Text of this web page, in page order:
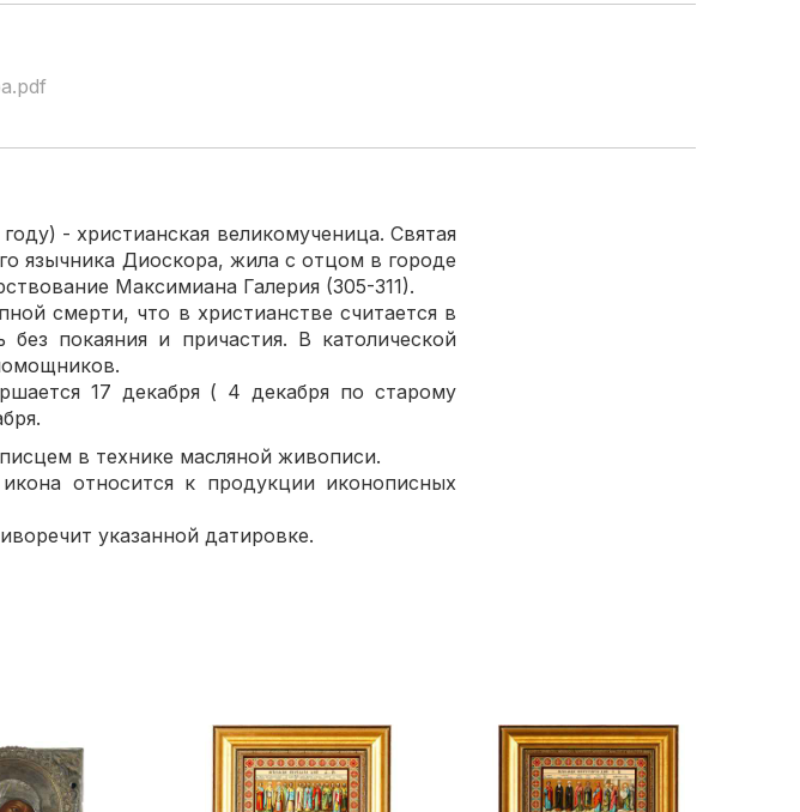
- христианская великомученица. Святая
язычника Диоскора, жила с отцом в городе
Максимиана Галерия (305-311).
смерти, что в христианстве считается в
покаяния и причастия. В католической
17 декабря ( 4 декабря по старому
в технике масляной живописи.
относится к продукции иконописных
указанной датировке.